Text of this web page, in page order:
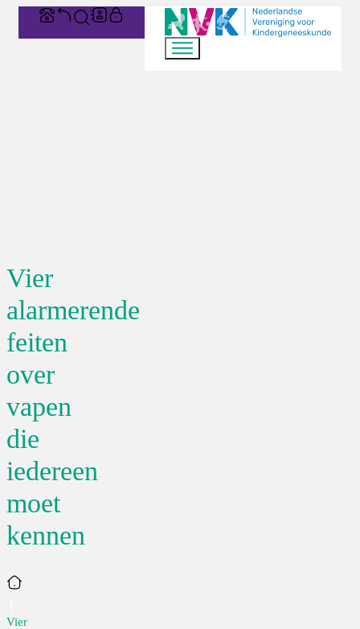
Vier
alarmerende
feiten
over
vapen
die
iedereen
moet
kennen
Home
Vier